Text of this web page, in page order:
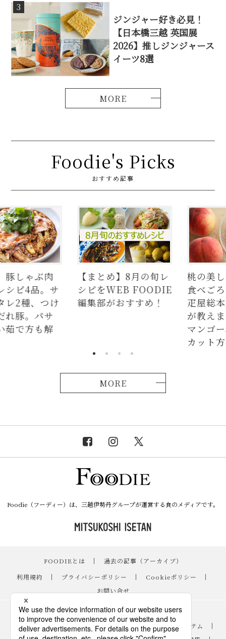
3
ジンジャー好き必見！
【日本橋三越 英国展
2026】推しジンジャース
イーツ8選
Foodie's Picks
おすすめ記事
しゃぶ肉
4品。サ
2種、つけ
豚。パサ
で方も解
【まとめ】8月の旬レ
シピをWEB FOODIE
編集部がおすすめ！
桃の美し
食べごろ
疋屋総本
が教えま
マンゴー
カット方
MORE
Foodie（フーディー）は、三越伊勢丹グループが運営する食のメディアです。
FOODIEとは
過去の記事（アーカイブ）
｜
利用規約 プライバシーポリシー Cookieポリシー
お問い合せ
レシピ ｜
スイーツ
｜
手土産・ギフト ｜ ニュース・イベント ｜ おすすめアイテム